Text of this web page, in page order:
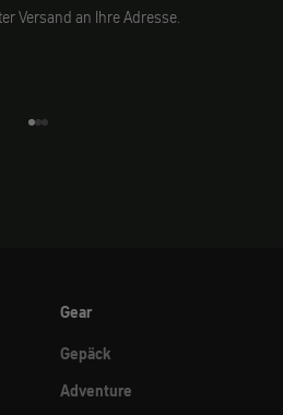
Versand an Ihre Adresse.
Gehe zu Element 1
Gehe zu Element 2
Gehe zu Element 3
Gear
Gepäck
Adventure